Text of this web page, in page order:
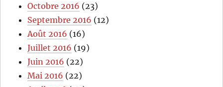
Octobre 2016 (23)
Septembre 2016 (12)
Août 2016 (16)
Juillet 2016 (19)
Juin 2016 (22)
Mai 2016 (22)